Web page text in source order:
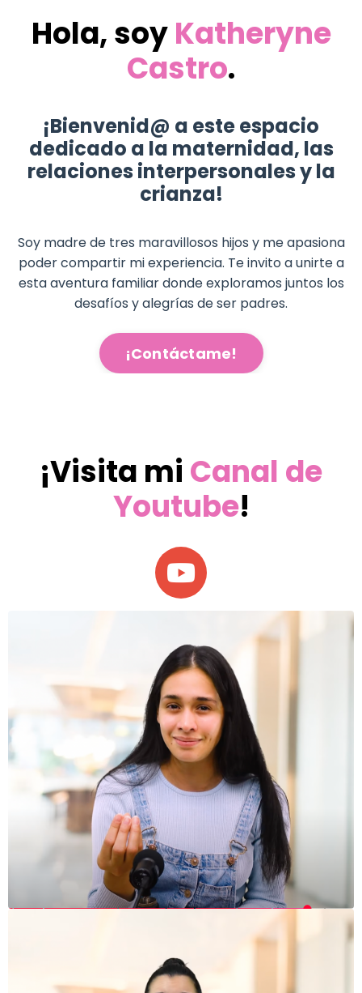
Hola, soy Katheryne
Castro.
¡Bienvenid@ a este espacio
dedicado a la maternidad, las
relaciones interpersonales y la
crianza!
Soy madre de tres maravillosos hijos y me apasiona
poder compartir mi experiencia. Te invito a unirte a
esta aventura familiar donde exploramos juntos los
desafíos y alegrías de ser padres.
¡Contáctame!
¡Visita mi Canal de
Youtube!